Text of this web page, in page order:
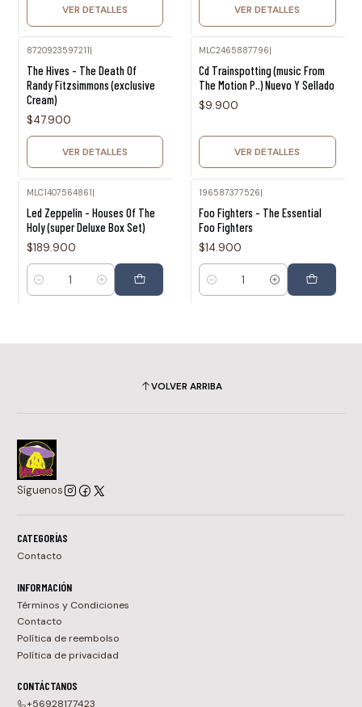
VER DETALLES VER DETALLES
8720923597211
The Hives - The Death Of
Randy Fitzsimmons (exclusive
Cream)
$47.900
VER DETALLES
MLC2465887796
Cd Trainspotting (music From
The Motion P..) Nuevo Y Sellado
$9.900
VER DETALLES
MLC1407564861|
Led Zeppelin - Houses Of The
Holy (super Deluxe Box Set)
$189.900
Cantidad
196587377526|
Foo Fighters - The Essential
Foo Fighters
$14.900
Cantidad
VOLVER ARRIBA
Síguenos
CATEGORÍAS
Contacto
INFORMACIÓN
Términos y Condiciones
Contacto
Política de reembolso
Política de privacidad
CONTÁCTANOS
+56928177423